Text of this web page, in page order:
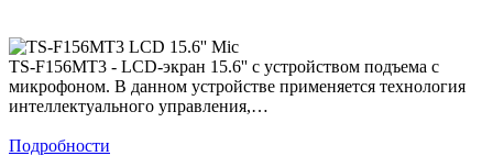
TS-F156MT3 - LCD-экран 15.6'' с устройством подъема с
микрофоном. В данном устройстве применяется технология
интеллектуального управления,…
Подробности